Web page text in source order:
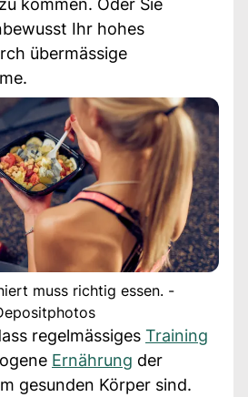
kommen. Oder Sie
Ihr hohes
übermässige
muss richtig essen. -
regelmässiges Training
Ernährung der
gesunden Körper sind.